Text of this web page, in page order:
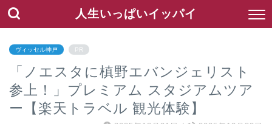
人生いっぱいイッパイ
ヴィッセル神戸 PR
「ノエスタに槙野エバンジェリスト
参上！」プレミアム スタジアムツア
ー【楽天トラベル 観光体験】